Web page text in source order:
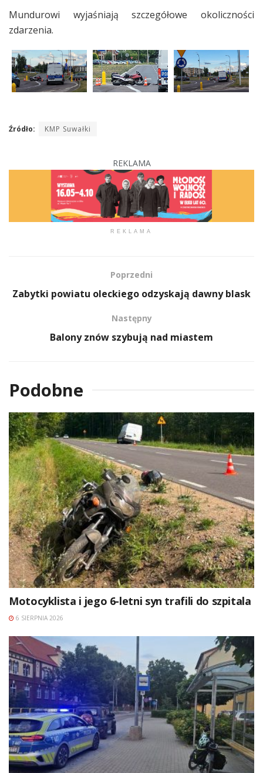
Mundurowi wyjaśniają szczegółowe okoliczności
zdarzenia.
Źródło: KMP Suwałki
REKLAMA
REKLAMA
Poprzedni
Zabytki powiatu oleckiego odzyskają dawny blask
Następny
Balony znów szybują nad miastem
Podobne
Motocyklista i jego 6-letni syn trafili do szpitala
6 SIERPNIA 2026